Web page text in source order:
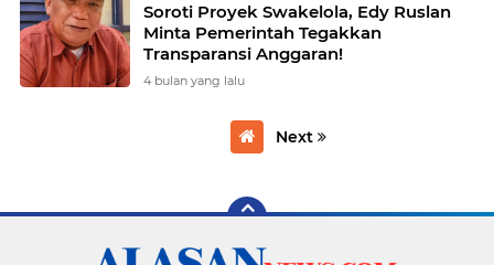
Soroti Proyek Swakelola, Edy Ruslan
Minta Pemerintah Tegakkan
Transparansi Anggaran!
4 bulan yang lalu
Next